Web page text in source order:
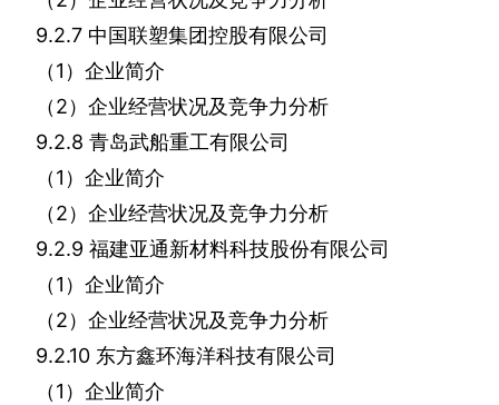
9.2.7 中国联塑集团控股有限公司
（1 ）企业简介
（2）企业经营状况及竞争力分析
9.2.8 青岛武船重工有限公司
（1 ）企业简介
（2）企业经营状况及竞争力分析
9.2.9 福建亚通新材料科技股份有限公司
（1 ）企业简介
（2）企业经营状况及竞争力分析
9.2.10 东方鑫环海洋科技有限公司
（1 ）企业简介